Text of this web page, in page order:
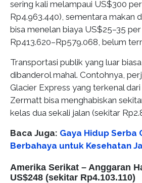
sering kali melampaui US$300
Rp4.963.440), sementara makan
bisa menelan biaya US$25–35
Rp413.620–Rp579.068, belum
Transportasi publik yang luar
dibanderol mahal. Contohnya,
Glacier Express yang terkenal
Zermatt bisa menghabiskan
kelas dua sekali jalan (sekitar
Baca Juga: Gaya Hidup Serba
Berbahaya untuk Kesehatan
Amerika Serikat – Anggaran
US$248 (sekitar Rp4.103.110)